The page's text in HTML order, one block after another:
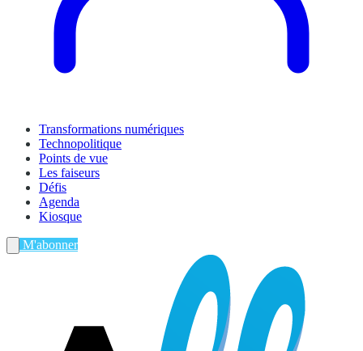
Transformations numériques
Technopolitique
Points de vue
Les faiseurs
Défis
Agenda
Kiosque
M'abonner